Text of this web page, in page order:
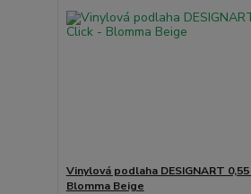
Vinylová podlaha DESIGNART
Blomma Beige